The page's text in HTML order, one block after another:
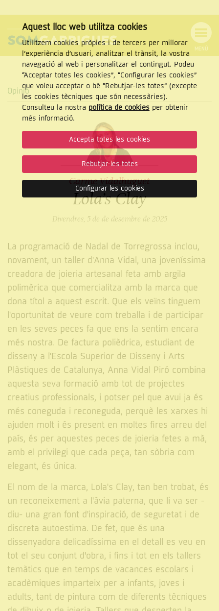
NAVEGACIÓ
MENÚ
Cercar
Opinió
Carme Vidalhuguet
Lola’s Clay
Divendres, 5 de de desembre de 2025
La programació de Nadal de Torregrossa inclou,
novament, un taller d'Anna Vidal, una joveníssima
creadora de joieria artesanal feta amb argila
polimèrica que comercialitza amb la marca que
dona títol a aquest escrit. Que els veïns tinguem
l'oportunitat de veure com treballa i de participar
en les seves peces fa que ens la sentim encara
més nostra. De factura polièdrica, estudiant de
disseny a l'Escola Superior de Disseny i Arts
Plàstiques de Catalunya, Anna Vidal Piró combina
aquesta seva formació amb tot de projectes
creatius professionals, i potser pel que avui ja és
més coneguda i reconeguda, perquè les xarxes hi
ajuden molt i és present en moltes fires arreu del
país, és per aquestes peces de joieria fetes a mà,
amb el privilegi que cada peça, tan sòbria com
elegant, és única.
El nom de la marca, Lola's Clay, tan ben trobat, és
un reconeixement a l'àvia paterna, que li va ser -
diu- una gran font d'inspiració, de seguretat i de
discreta autoestima. De fet, que és una
dissenyadora delicadíssima en el detall es veu en
tot el seu conjunt d'obra, i fins i tot en els tallers
temàtics que en temps de vacances escolars i
acadèmiques imparteix per a infants, joves i
adults, tant de pintura com de diferents tècniques
Aquest lloc web utilitza cookies
Utilitzem cookies pròpies i de tercers per millorar
l’experiència d’usuari, analitzar el trànsit, la vostra
navegació al web i personalitzar el contingut. Podeu
“Acceptar totes les cookies”, “Configurar les cookies”
que voleu acceptar o bé “Rebutjar-les totes” (excepte
les cookies tècniques que són necessàries).
Consulteu la nostra política de cookiesper obtenir
més informació.
Accepta totes les cookies
Rebutjar-les totes
Configurar les cookies